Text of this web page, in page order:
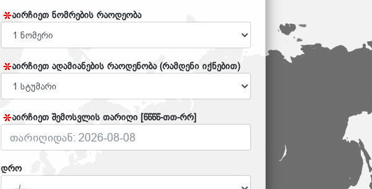
აირჩიეთ ნომრების რაოდეობა
აირჩიეთ ადამიანების რაოდენობა (რამდენი იქნებით)
აირჩიეთ შემოსვლის თარიღი [წწწწ-თთ-რრ]
დრო